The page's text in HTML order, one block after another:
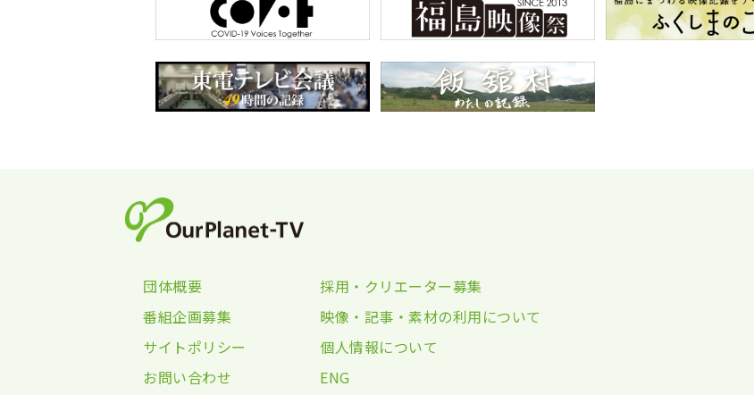
団体概要
採用・クリエーター募集
番組企画募集
映像・記事・素材の利用について
サイトポリシー
個人情報について
お問い合わせ
ENG